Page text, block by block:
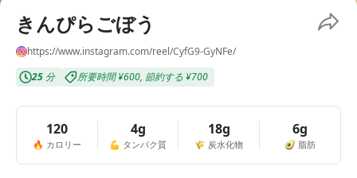
きんぴらごぼう
https://www.instagram.com/reel/CyfG9-GyNFe/
25 分 所要時間¥600, 節約する ¥700
120
🔥 カロリー
4g
💪 タンパク質
18g
🌾 炭水化物
6g
🥑 脂肪